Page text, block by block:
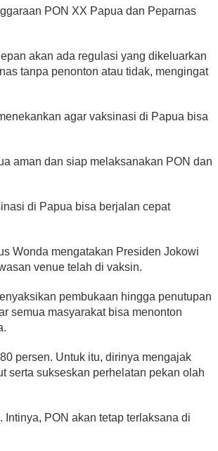
PON XX Papua dan Peparnas
akan ada regulasi yang dikeluarkan
tanpa penonton atau tidak, mengingat
agar vaksinasi di Papua bisa
aman dan siap melaksanakan PON dan
di Papua bisa berjalan cepat
Wonda mengatakan Presiden Jokowi
venue telah di vaksin.
pembukaan hingga penutupan
semua masyarakat bisa menonton
persen. Untuk itu, dirinya mengajak
serta sukseskan perhelatan pekan olah
PON akan tetap terlaksana di